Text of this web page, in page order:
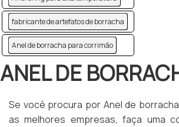
fabricante de artefatos de borracha
Anel de borracha para corrimão
ANEL DE
Se você procura por Anel de
as melhores empresas, faça uma